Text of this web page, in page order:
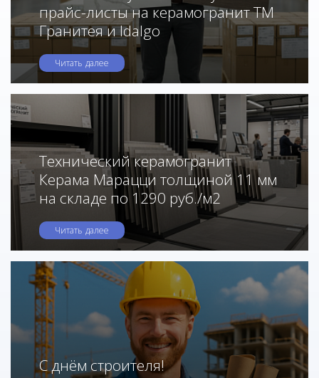
прайс-листы на керамогранит ТМ
Гранитея и Idalgo
Читать далее
Технический керамогранит
Керама Марацци толщиной 11 мм
на складе по 1290 руб./м2
Читать далее
С днём строителя!